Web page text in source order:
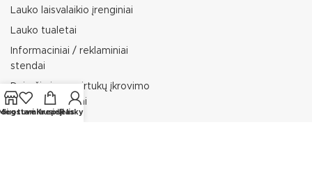
Lauko laisvalaikio įrenginiai
Lauko tualetai
Informaciniai / reklaminiai
stendai
Dviračių ir paspirtukų įkrovimo
stotelės / stovai
KrepšelisPaskyra